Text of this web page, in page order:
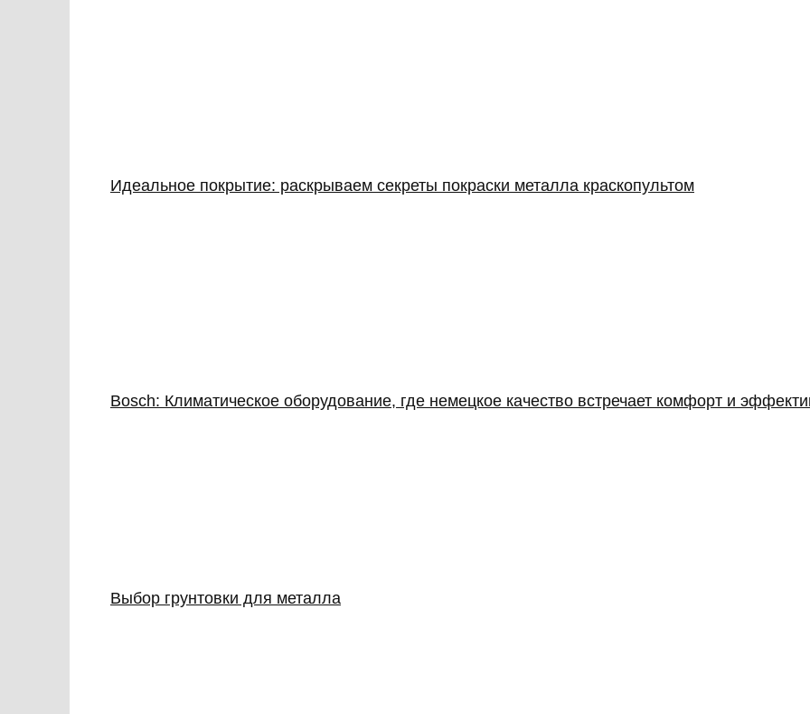
Идеальное покрытие: раскрываем секреты покраски металла краскопультом
Bosch: Климатическое оборудование, где немецкое качество встречает комфорт и
Выбор грунтовки для металла